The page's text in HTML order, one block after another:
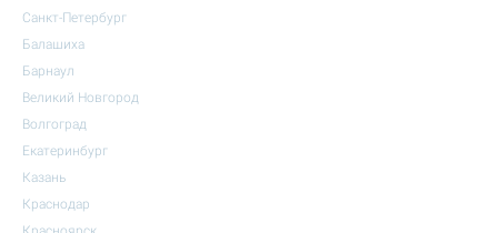
Санкт-Петербург
Балашиха
Барнаул
Великий Новгород
Волгоград
Екатеринбург
Казань
Краснодар